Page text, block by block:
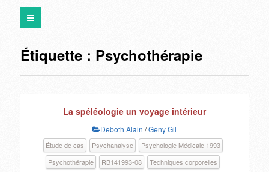
Étiquette : Psychothérapie
La spéléologie un voyage intérieur
Deboth Alain /Geny Gil
Étude de cas Psychanalyse
Psychologie Médicale 1993
Psychothérapie
RB141993-08
Techniques corporelles